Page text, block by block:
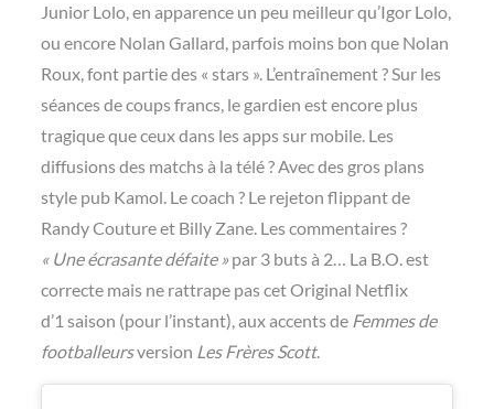
Junior Lolo, en apparence un peu meilleur qu’Igor Lolo,
ou encore Nolan Gallard, parfois moins bon que Nolan
Roux, font partie des « stars ». L’entraînement ? Sur les
séances de coups francs, le gardien est encore plus
tragique que ceux dans les apps sur mobile. Les
diffusions des matchs à la télé ? Avec des gros plans
style pub Kamol. Le coach ? Le rejeton flippant de
Randy Couture et Billy Zane. Les commentaires ?
« Une écrasante défaite »par 3 buts à 2… La B.O. est
correcte mais ne rattrape pas cet Original Netflix
d’1 saison (pour l’instant), aux accents de Femmes de
footballeursversion Les Frères Scott.